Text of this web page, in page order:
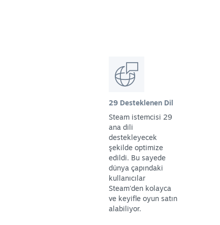
29 Desteklenen Dil
Steam istemcisi 29
ana dili
destekleyecek
şekilde optimize
edildi. Bu sayede
dünya çapındaki
kullanıcılar
Steam'den kolayca
ve keyifle oyun satın
alabiliyor.